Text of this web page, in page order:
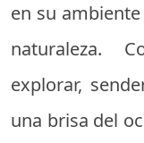
en su
naturaleza.
explorar,
una brisa del